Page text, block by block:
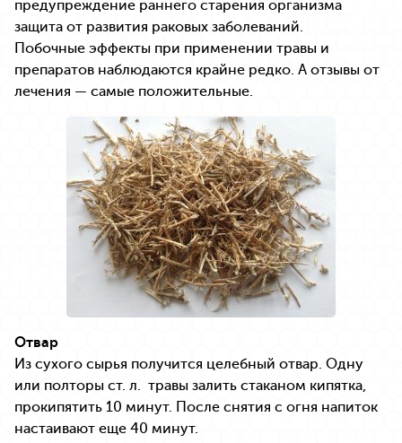
предупреждение раннего старения организма
защита от развития раковых заболеваний.
Побочные эффекты при применении травы и
препаратов наблюдаются крайне редко. А отзывы от
лечения — самые положительные.
Отвар
Из сухого сырья получится целебный отвар. Одну
или полторы ст. л. травы залить стаканом кипятка,
прокипятить 10 минут. После снятия с огня напиток
настаивают еще 40 минут.